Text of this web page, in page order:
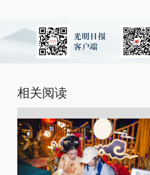
相关阅读